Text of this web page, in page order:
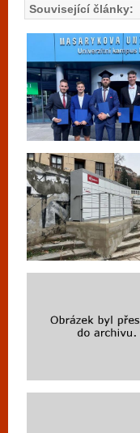
Související články: